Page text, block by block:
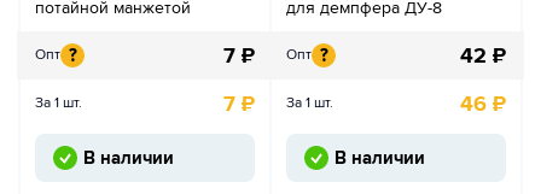
потайной манжетой
Опт ? 7 ₽
За 1 шт. 7 ₽
В наличии
для демпфера ДУ-8
Опт ? 42 ₽
За 1 шт. 46 ₽
В наличии